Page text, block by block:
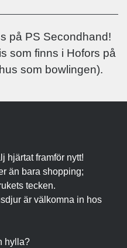
på PS Secondhand!
som finns i Hofors på
som bowlingen).
hjärtat framför nytt!
än bara shopping;
tecken.
är välkomna in hos
hylla?